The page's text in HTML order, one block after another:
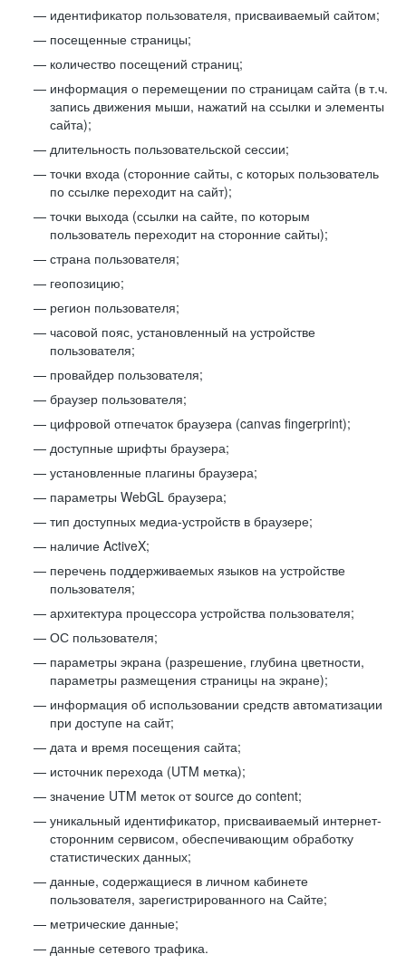
идентификатор пользователя, присваиваемый сайтом;
посещенные страницы;
количество посещений страниц;
информация о перемещении по страницам сайта (в т.ч.
запись движения мыши, нажатий на ссылки и элементы
сайта);
длительность пользовательской сессии;
точки входа (сторонние сайты, с которых пользователь
по ссылке переходит на сайт);
точки выхода (ссылки на сайте, по которым
пользователь переходит на сторонние сайты);
страна пользователя;
геопозицию;
регион пользователя;
часовой пояс, установленный на устройстве
пользователя;
провайдер пользователя;
браузер пользователя;
цифровой отпечаток браузера (canvas fingerprint);
доступные шрифты браузера;
установленные плагины браузера;
параметры WebGL браузера;
тип доступных медиа-устройств в браузере;
наличие ActiveX;
перечень поддерживаемых языков на устройстве
пользователя;
архитектура процессора устройства пользователя;
ОС пользователя;
параметры экрана (разрешение, глубина цветности,
параметры размещения страницы на экране);
информация об использовании средств автоматизации
при доступе на сайт;
дата и время посещения сайта;
источник перехода (UTM метка);
значение UTM меток от source до content;
уникальный идентификатор, присваиваемый интернет-
сторонним сервисом, обеспечивающим обработку
статистических данных;
данные, содержащиеся в личном кабинете
пользователя, зарегистрированного на Сайте;
метрические данные;
данные сетевого трафика.